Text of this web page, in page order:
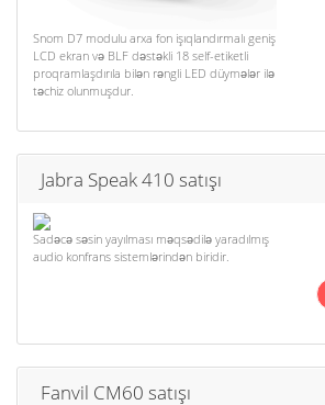
Snom D7 modulu arxa fon işıqlandırmalı geniş
LCD ekran və BLF dəstəkli 18 self-etiketli
proqramlaşdırıla bilən rəngli LED düymələr ilə
təchiz olunmuşdur.
Jabra Speak 410 satışı
Sadəcə səsin yayılması məqsədilə yaradılmış
audio konfrans sistemlərindən biridir.
Fanvil CM60 satışı